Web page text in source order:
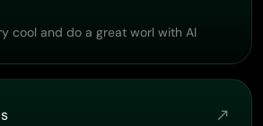
cool and do a great worl with AI